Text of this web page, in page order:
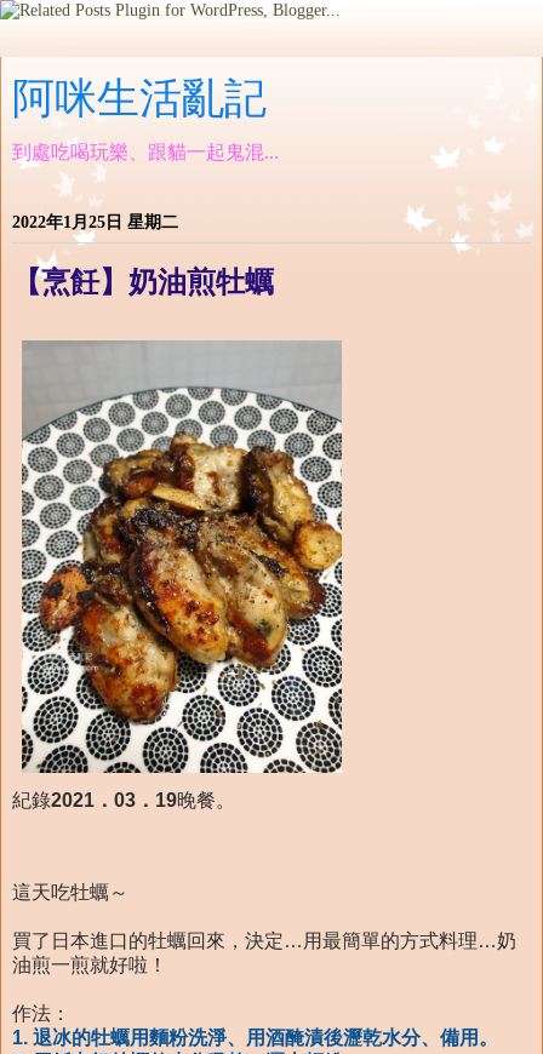
阿咪生活亂記
到處吃喝玩樂、跟貓一起鬼混...
2022年1月25日 星期二
【烹飪】奶油煎牡蠣
紀錄2021．03．19晚餐。
這天吃牡蠣～
買了日本進口的牡蠣回來，決定…用最簡單的方式料理…奶
油煎一煎就好啦！
作法：
1. 退冰的牡蠣用麵粉洗淨、用酒醃漬後瀝乾水分、備用。